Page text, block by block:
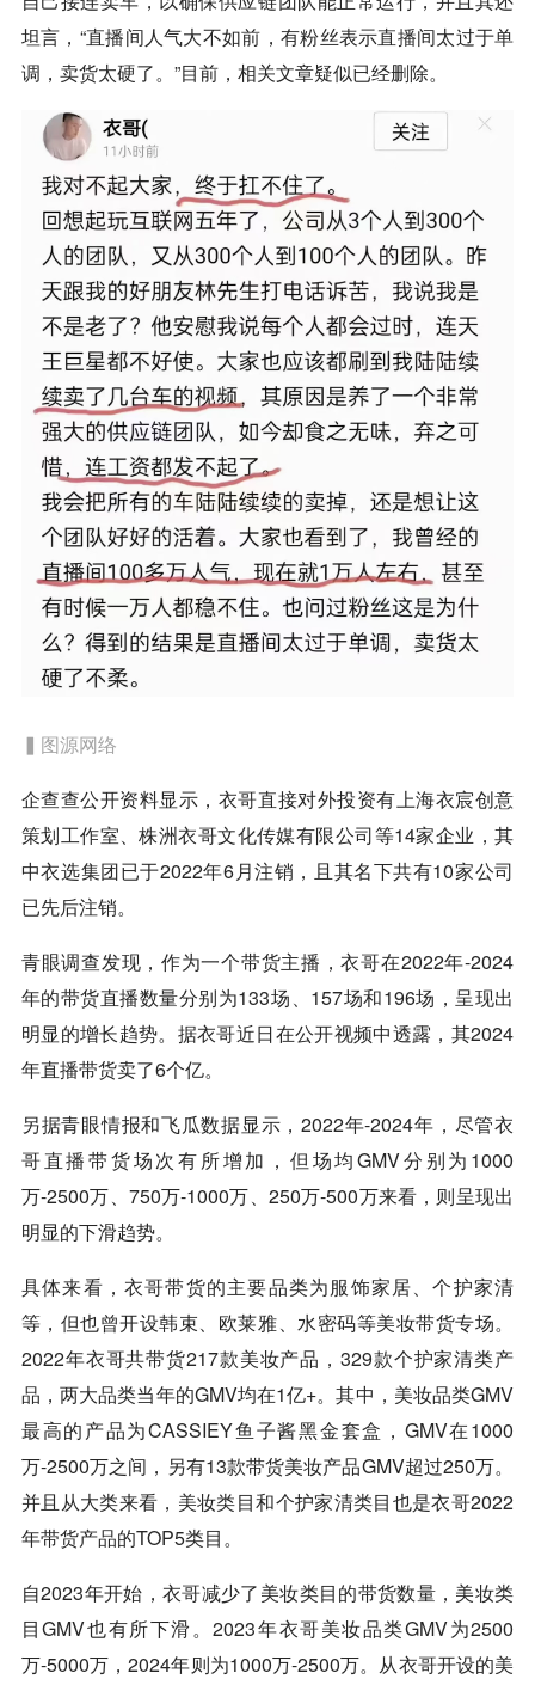
坦言，“直播间人气大不如前，有粉丝表示直播间太过于单
调，卖货太硬了。”目前，相关文章疑似已经删除。
▍图源网络
企查查公开资料显示，衣哥直接对外投资有上海衣宸创意
策划工作室、株洲衣哥文化传媒有限公司等14家企业，其
中衣选集团已于2022年6月注销，且其名下共有10家公司
已先后注销。
青眼调查发现，作为一个带货主播，衣哥在2022年-2024
年的带货直播数量分别为133场、157场和196场，呈现出
明显的增长趋势。据衣哥近日在公开视频中透露，其2024
年直播带货卖了6个亿。
另据青眼情报和飞瓜数据显示，2022年-2024年，尽管衣
哥直播带货场次有所增加，但场均GMV分别为1000
万-2500万、750万-1000万、250万-500万来看，则呈现出
明显的下滑趋势。
具体来看，衣哥带货的主要品类为服饰家居、个护家清
等，但也曾开设韩束、欧莱雅、水密码等美妆带货专场。
2022年衣哥共带货217款美妆产品，329款个护家清类产
品，两大品类当年的GMV均在1亿+。其中，美妆品类GMV
最高的产品为CASSIEY鱼子酱黑金套盒，GMV在1000
万-2500万之间，另有13款带货美妆产品GMV超过250万。
并且从大类来看，美妆类目和个护家清类目也是衣哥2022
年带货产品的TOP5类目。
自2023年开始，衣哥减少了美妆类目的带货数量，美妆类
目GMV也有所下滑。2023年衣哥美妆品类GMV为2500
万-5000万，2024年则为1000万-2500万。从衣哥开设的美